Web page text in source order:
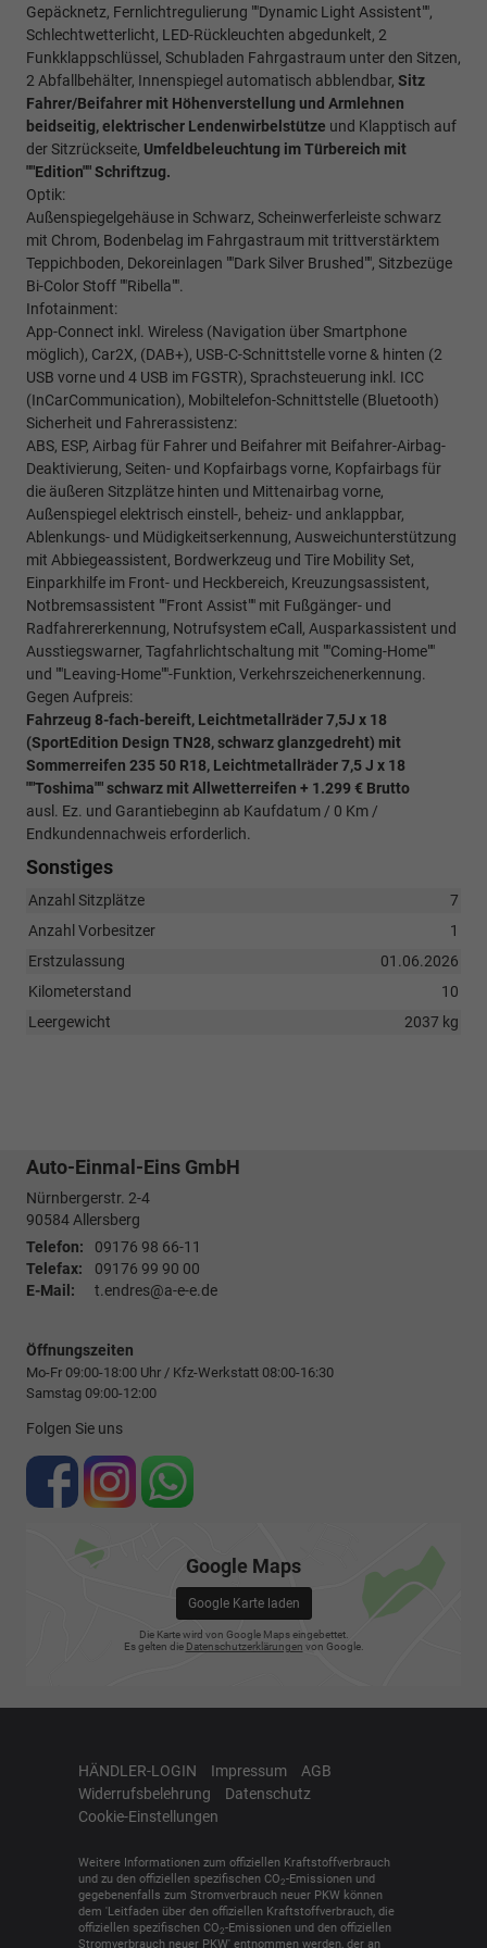
Gepäcknetz, Fernlichtregulierung ""Dynamic Light Assistent"",
Schlechtwetterlicht, LED-Rückleuchten abgedunkelt, 2
Funkklappschlüssel, Schubladen Fahrgastraum unter den Sitzen,
2 Abfallbehälter, Innenspiegel automatisch abblendbar, Sitz
Fahrer/Beifahrer mit Höhenverstellung und Armlehnen
beidseitig,elektrischer Lendenwirbelstütze und Klapptisch auf
der Sitzrückseite, Umfeldbeleuchtung im Türbereich mit
""Edition"" Schriftzug.
Optik:
Außenspiegelgehäuse in Schwarz, Scheinwerferleiste schwarz
mit Chrom, Bodenbelag im Fahrgastraum mit trittverstärktem
Teppichboden, Dekoreinlagen ""Dark Silver Brushed"", Sitzbezüge
Bi-Color Stoff ""Ribella"".
Infotainment:
App-Connect inkl. Wireless (Navigation über Smartphone
möglich), Car2X, (DAB+), USB-C-Schnittstelle vorne & hinten (2
USB vorne und 4 USB im FGSTR), Sprachsteuerung inkl. ICC
(InCarCommunication), Mobiltelefon-Schnittstelle (Bluetooth)
Sicherheit und Fahrerassistenz:
ABS, ESP, Airbag für Fahrer und Beifahrer mit Beifahrer-Airbag-
Deaktivierung, Seiten- und Kopfairbags vorne, Kopfairbags für
die äußeren Sitzplätze hinten und Mittenairbag vorne,
Außenspiegel elektrisch einstell-, beheiz- und anklappbar,
Ablenkungs- und Müdigkeitserkennung, Ausweichunterstützung
mit Abbiegeassistent, Bordwerkzeug und Tire Mobility Set,
Einparkhilfe im Front- und Heckbereich, Kreuzungsassistent,
Notbremsassistent ""Front Assist"" mit Fußgänger- und
Radfahrererkennung, Notrufsystem eCall, Ausparkassistent und
Ausstiegswarner, Tagfahrlichtschaltung mit ""Coming-Home""
und ""Leaving-Home""-Funktion, Verkehrszeichenerkennung.
Gegen Aufpreis:
Fahrzeug 8-fach-bereift, Leichtmetallräder 7,5J x 18
(SportEdition Design TN28, schwarz glanzgedreht) mit
Sommerreifen 235 50 R18, Leichtmetallräder 7,5 J x 18
""Toshima"" schwarz mit Allwetterreifen + 1.299 € Brutto
ausl. Ez. und Garantiebeginn ab Kaufdatum / 0 Km /
Endkundennachweis erforderlich.
Sonstiges
Anzahl Sitzplätze
7
Anzahl Vorbesitzer
1
Erstzulassung
01.06.2026
Kilometerstand
10
Leergewicht
2037 kg
Auto-Einmal-Eins GmbH
Nürnbergerstr. 2-4
90584Allersberg
Telefon:
09176 98 66-11
Telefax:
09176 99 90 00
E-Mail:
t.endres@a-e-e.de
Öffnungszeiten
Mo-Fr 09:00-18:00 Uhr / Kfz-Werkstatt 08:00-16:30
Samstag 09:00-12:00
Folgen Sie uns
Google Maps
Google Karte laden
Die Karte wird von Google Maps eingebettet.
Es gelten die Datenschutzerklärungen von Google.
HÄNDLER-LOGIN Impressum
AGB
Widerrufsbelehrung
Datenschutz
Cookie-Einstellungen
Weitere Informationen zum offiziellen Kraftstoffverbrauch
und zu den offiziellen spezifischen CO2-Emissionen und
gegebenenfalls zum Stromverbrauch neuer PKW können
dem 'Leitfaden über den offiziellen Kraftstoffverbrauch, die
offiziellen spezifischen CO2-Emissionen und den offiziellen
Stromverbrauch neuer PKW' entnommen werden, der an